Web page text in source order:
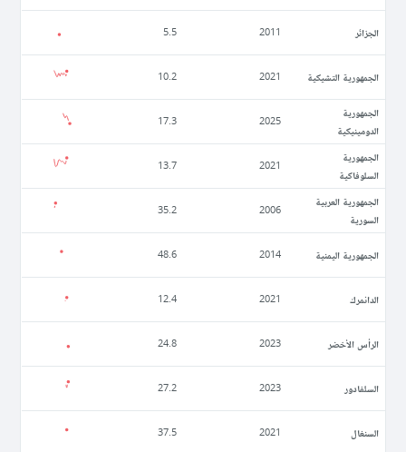
الجزائر 2011
5.5
الجمهورية التشيكية 2021
10.2
الجمهورية
الدومينيكية
2025
17.3
الجمهورية
السلوفاكية
2021
13.7
الجمهورية العربية
السورية
2006
35.2
الجمهورية اليمنية 2014
48.6
الدانمرك 2021
12.4
الرأس الأخضر 2023
24.8
السلفادور 2023
27.2
السنغال 2021
37.5